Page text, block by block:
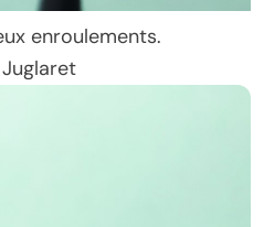
enroulements.